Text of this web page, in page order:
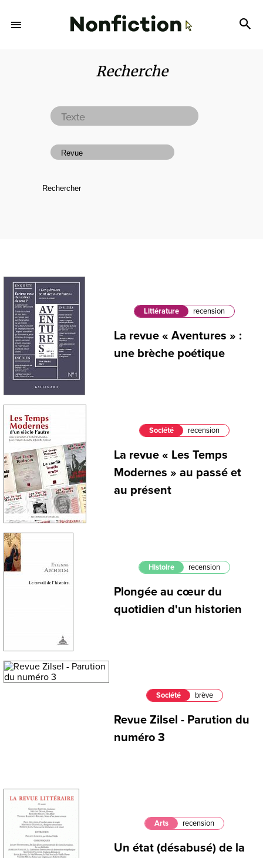
Recherche
Littérature recension
La revue « Aventures » :
une brèche poétique
Société recension
La revue « Les Temps
Modernes » au passé et
au présent
Histoire recension
Plongée au cœur du
quotidien d'un historien
Société brève
Revue Zilsel - Parution du
numéro 3
Arts recension
Un état (désabusé) de la